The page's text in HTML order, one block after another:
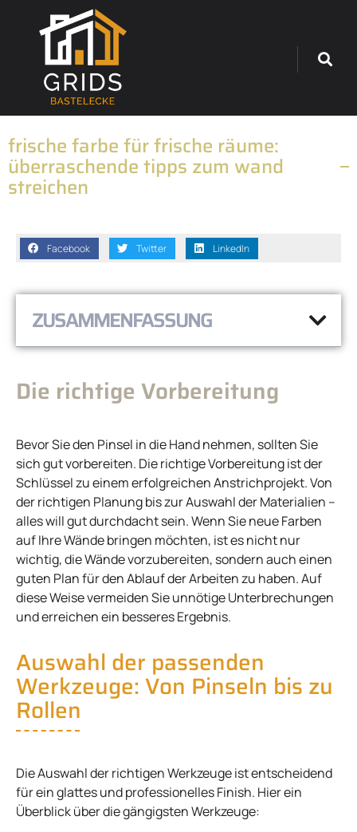
frische farbe für frische räume:
überraschende tipps zum wand
streichen
Facebook Twitter LinkedIn
ZUSAMMENFASSUNG
Die richtige Vorbereitung
Bevor Sie den Pinsel in die Hand nehmen, sollten Sie
sich gut vorbereiten. Die richtige Vorbereitung ist der
Schlüssel zu einem erfolgreichen Anstrichprojekt. Von
der richtigen Planung bis zur Auswahl der Materialien –
alles will gut durchdacht sein. Wenn Sie neue Farben
auf Ihre Wände bringen möchten, ist es nicht nur
wichtig, die Wände vorzubereiten, sondern auch einen
guten Plan für den Ablauf der Arbeiten zu haben. Auf
diese Weise vermeiden Sie unnötige Unterbrechungen
und erreichen ein besseres Ergebnis.
Auswahl der passenden
Werkzeuge: Von Pinseln bis zu
Rollen
Die Auswahl der richtigen Werkzeuge ist entscheidend
für ein glattes und professionelles Finish. Hier ein
Überblick über die gängigsten Werkzeuge: